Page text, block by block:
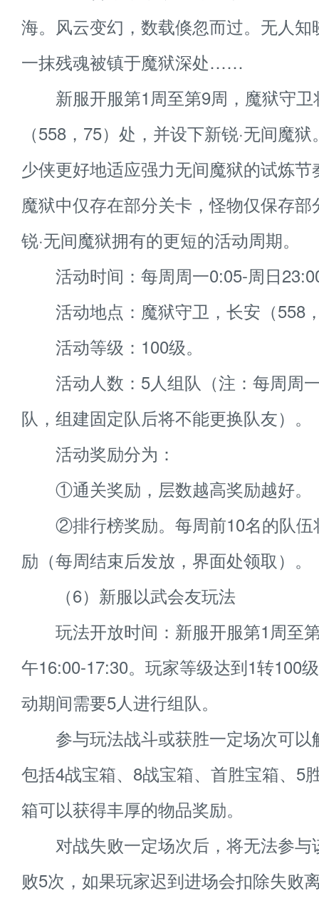
海。风云变幻，数载倏忽而过。无人
一抹残魂被镇于魔狱深处……
新服开服第1周至第9周，魔狱守卫
（558，75）处，并设下新锐·无间魔
少侠更好地适应强力无间魔狱的试炼节
魔狱中仅存在部分关卡，怪物仅保存
锐·无间魔狱拥有的更短的活动周期。
活动时间：每周周一0:05-周日
活动地点：魔狱守卫，长安（558
活动等级：100级。
活动人数：5人组队（注：每周周
队，组建固定队后将不能更换队友）。
活动奖励分为：
①通关奖励，层数越高奖励越好。
②排行榜奖励。每周前10名的队伍
励（每周结束后发放，界面处领取）。
（6）新服以武会友玩法
玩法开放时间：新服开服第1周至
午16:00-17:30。玩家等级达到1转100
动期间需要5人进行组队。
参与玩法战斗或获胜一定场次可以
包括4战宝箱、8战宝箱、首胜宝箱、5
箱可以获得丰厚的物品奖励。
对战失败一定场次后，将无法参与
败5次，如果玩家迟到进场会扣除失败